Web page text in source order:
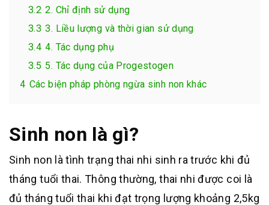
3.2 2. Chỉ định sử dụng
3.3 3. Liều lượng và thời gian sử dụng
3.4 4. Tác dụng phụ
3.5 5. Tác dụng của Progestogen
4 Các biện pháp phòng ngừa sinh non khác
Sinh non là gì?
Sinh non là tình trạng thai nhi sinh ra trước khi đủ
tháng tuổi thai. Thông thường, thai nhi được coi là
đủ tháng tuổi thai khi đạt trọng lượng khoảng 2,5kg